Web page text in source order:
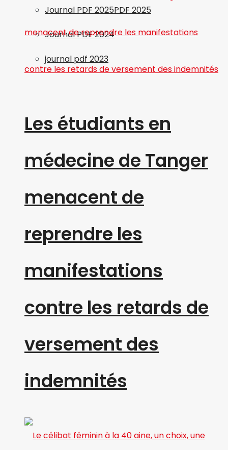
Journal PDF 2025PDF 2025
Journal PDF 2024
journal pdf 2023
Les étudiants en
médecine de Tanger
menacent de
reprendre les
manifestations
contre les retards de
versement des
indemnités